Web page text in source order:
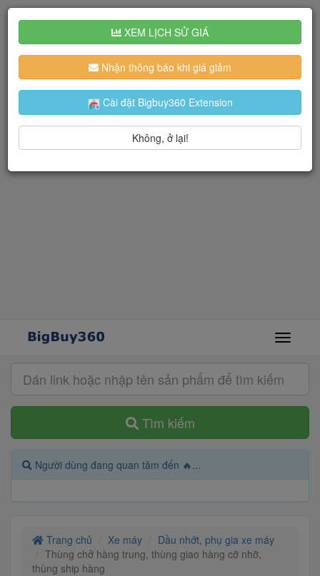
Tìm kiếm
Người dùng đang quan tâm đến 🔥...
Trang chủ Xe máy
Dầu nhớt, phụ gia xe máy
Thùng chở hàng trung, thùng giao hàng cỡ nhỡ,
thùng ship hàng
XEM LỊCH SỬ GIÁ
Nhận thông báo khi giá giảm
Cài đặt Bigbuy360 Extension
Không, ở lại!